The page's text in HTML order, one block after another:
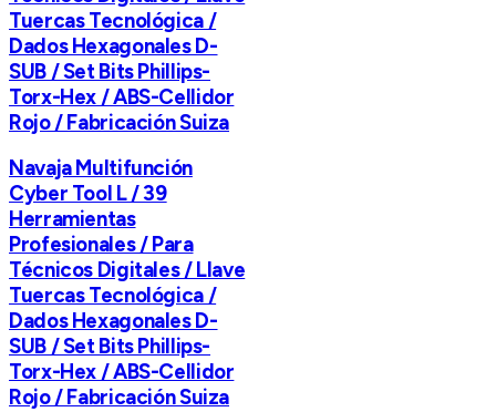
Tuercas Tecnológica /
Dados Hexagonales D-
SUB / Set Bits Phillips-
Torx-Hex / ABS-Cellidor
Rojo / Fabricación Suiza
Navaja Multifunción
Cyber Tool L / 39
Herramientas
Profesionales / Para
Técnicos Digitales / Llave
Tuercas Tecnológica /
Dados Hexagonales D-
SUB / Set Bits Phillips-
Torx-Hex / ABS-Cellidor
Rojo / Fabricación Suiza